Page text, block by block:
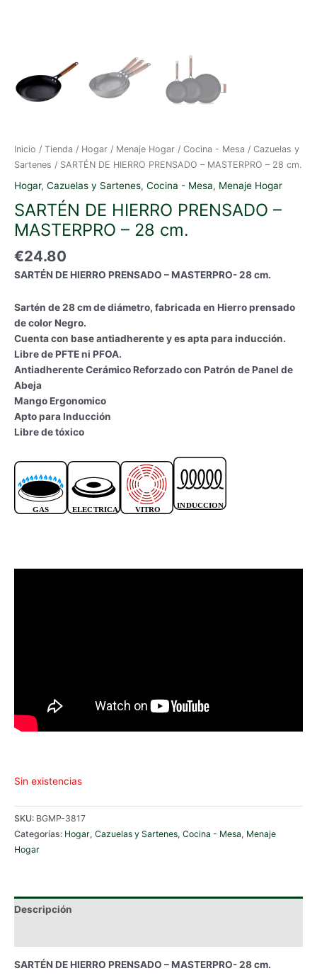
Inicio / Tienda / Hogar / Menaje Hogar / Cocina - Mesa / Cazuelas y
Sartenes / SARTÉN DE HIERRO PRENSADO – MASTERPRO – 28 cm.
Hogar, Cazuelas y Sartenes, Cocina - Mesa, Menaje Hogar
SARTÉN DE HIERRO PRENSADO –
MASTERPRO – 28 cm.
€24.80
SARTÉN DE HIERRO PRENSADO – MASTERPRO- 28 cm.
Sartén de 28 cm de diámetro, fabricada en Hierro prensado
de color Negro.
Cuenta con base antiadherente y es apta para inducción.
Libre de PFTE ni PFOA.
Antiadherente Cerámico Reforzado con Patrón de Panel de
Abeja
Mango Ergonomico
Apto para Inducción
Libre de tóxico
Sin existencias
SKU: BGMP-3817
Categorías: Hogar, Cazuelas y Sartenes, Cocina - Mesa, Menaje
Hogar
Descripción
SARTÉN DE HIERRO PRENSADO – MASTERPRO- 28 cm.